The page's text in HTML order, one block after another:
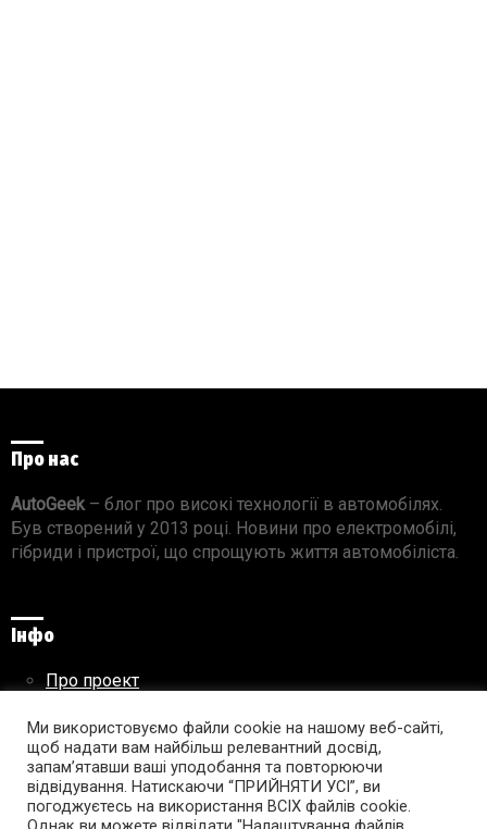
Про нас
AutoGeek– блог про високі технології в автомобілях.
Був створений у 2013 році. Новини про електромобілі,
гібриди і пристрої, що спрощують життя автомобіліста.
Інфо
Про проект
Правила використання матеріалів
Підпишись на AutoGeek!
Ми використовуємо файли cookie на нашому веб-сайті,
щоб надати вам найбільш релевантний досвід,
запам’ятавши ваші уподобання та повторюючи
відвідування. Натискаючи “ПРИЙНЯТИ УСІ”, ви
погоджуєтесь на використання ВСІХ файлів cookie.